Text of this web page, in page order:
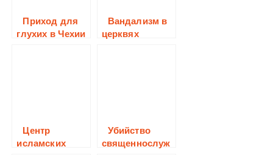
более 2 тысяч
буханок хлеба
Приход для
глухих в Чехии
Вандализм в
церквях
Центр
исламских
Убийство
священнослуж